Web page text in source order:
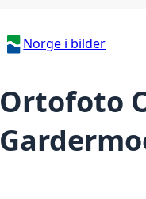
Norge i bilder
Ortofoto